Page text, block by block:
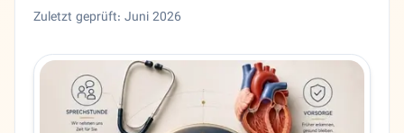
Zuletzt geprüft: Juni 2026
Allgemeinarzt Dr. Daryoush Selookaneh in Frankfurt am
Bundesland
Hessen